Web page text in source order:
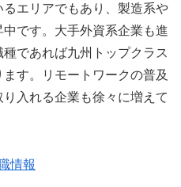
エリアでもあり、製造系や
です。大手外資系企業も進
であれば九州トップクラス
す。リモートワークの普及
入れる企業も徐々に増えて
情報